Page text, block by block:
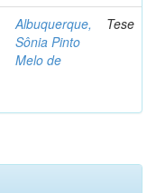
Albuquerque,
Sônia Pinto
Melo de
Tese